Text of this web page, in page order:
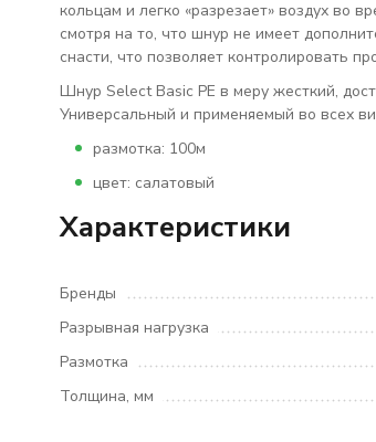
кольцам и легко «разрезает» воздух во
смотря на то, что шнур не имеет
снасти, что позволяет контролировать
Шнур Select Basic PE в меру жесткий,
Универсальный и применяемый во всех
размотка: 100м
цвет: салатовый
Характеристики
Бренды
Разрывная нагрузка
Размотка
Толщина, мм